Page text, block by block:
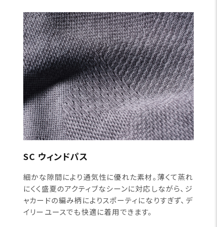
SC ウィンドパス
細かな隙間により通気性に優れた素材。薄くて蒸れ
にくく盛夏のアクティブなシーンに対応しながら、ジ
ャカードの編み柄によりスポーティになりすぎず、デ
イリーユースでも快適に着用できます。